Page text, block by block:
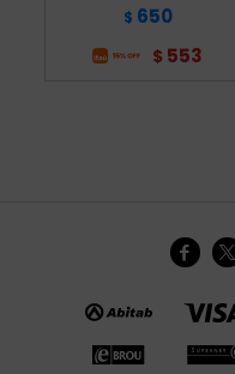
$ 650
$ 553
 